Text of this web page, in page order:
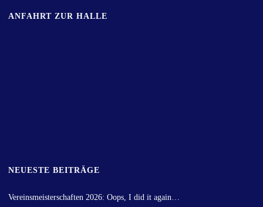
ANFAHRT ZUR HALLE
NEUESTE BEITRÄGE
Vereinsmeisterschaften 2026: Oops, I did it again…